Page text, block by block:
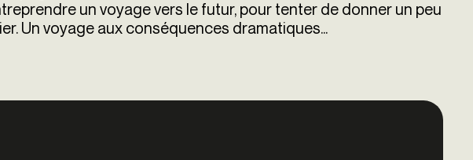
un voyage vers le futur, pour tenter de donner un peu
Un voyage aux conséquences dramatiques...